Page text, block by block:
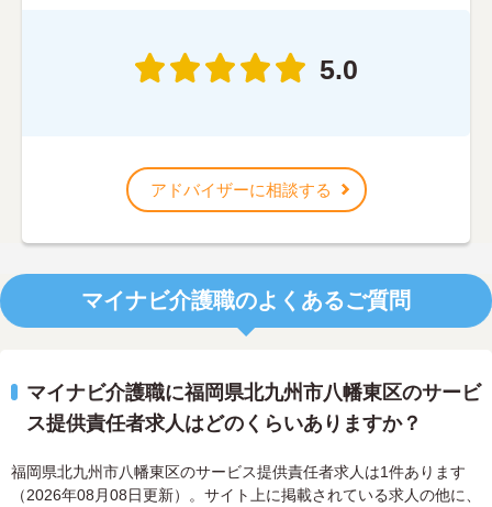
5.0
アドバイザーに相談する
マイナビ介護職のよくあるご質問
マイナビ介護職に福岡県北九州市八幡東区のサービ
ス提供責任者求人はどのくらいありますか？
福岡県北九州市八幡東区のサービス提供責任者求人は1件あります
（2026年08月08日更新）。サイト上に掲載されている求人の他に、